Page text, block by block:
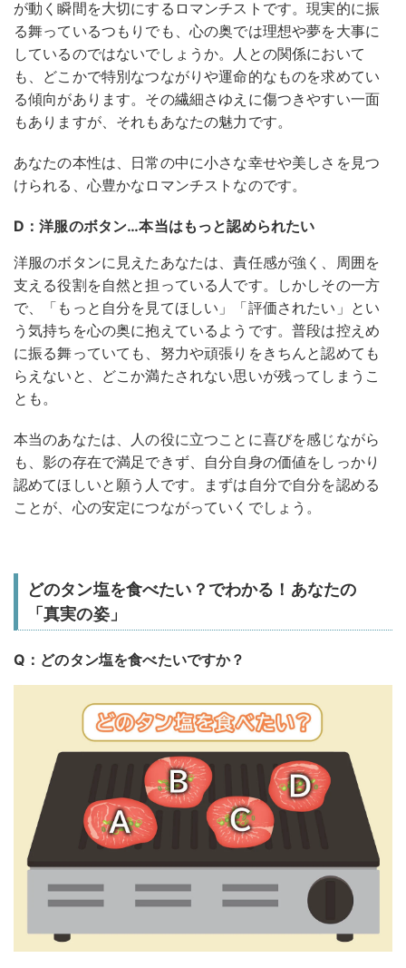
が動く瞬間を大切にするロマンチストです。現実的に振
る舞っているつもりでも、心の奥では理想や夢を大事に
しているのではないでしょうか。人との関係において
も、どこかで特別なつながりや運命的なものを求めてい
る傾向があります。その繊細さゆえに傷つきやすい一面
もありますが、それもあなたの魅力です。
あなたの本性は、日常の中に小さな幸せや美しさを見つ
けられる、心豊かなロマンチストなのです。
D：洋服のボタン…本当はもっと認められたい
洋服のボタンに見えたあなたは、責任感が強く、周囲を
支える役割を自然と担っている人です。しかしその一方
で、「もっと自分を見てほしい」「評価されたい」とい
う気持ちを心の奥に抱えているようです。普段は控えめ
に振る舞っていても、努力や頑張りをきちんと認めても
らえないと、どこか満たされない思いが残ってしまうこ
とも。
本当のあなたは、人の役に立つことに喜びを感じながら
も、影の存在で満足できず、自分自身の価値をしっかり
認めてほしいと願う人です。まずは自分で自分を認める
ことが、心の安定につながっていくでしょう。
どのタン塩を食べたい？でわかる！あなたの
「真実の姿」
Q：どのタン塩を食べたいですか？